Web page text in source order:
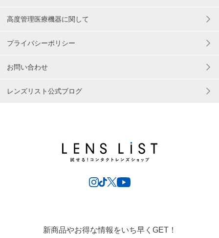
高度管理医療機器に関して
プライバシーポリシー
お問い合わせ
レンズリスト公式ブログ
新商品やお得な情報をいち早くGET！